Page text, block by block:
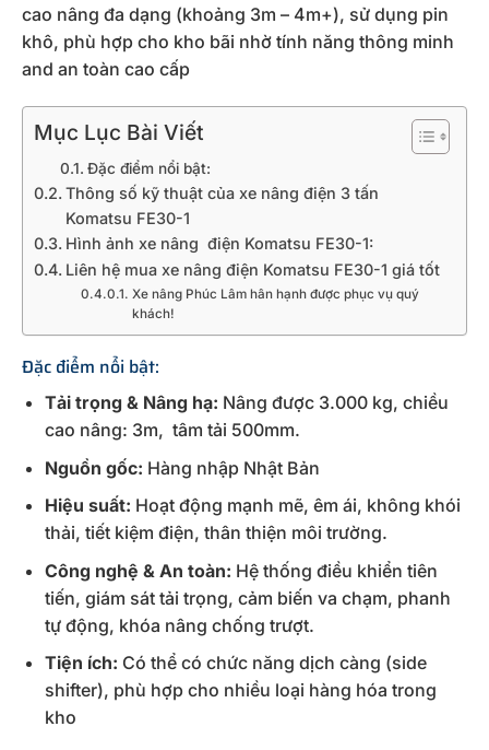
cao nâng đa dạng (khoảng 3m – 4m+), sử dụng pin
khô, phù hợp cho kho bãi nhờ tính năng thông minh
and an toàn cao cấp
Mục Lục Bài Viết
Đặc điểm nổi bật:
Thông số kỹ thuật của xe nâng điện 3 tấn
Komatsu FE30-1
Hình ảnh xe nâng điện Komatsu FE30-1:
Liên hệ mua xe nâng điện Komatsu FE30-1 giá tốt
Xe nâng Phúc Lâm hân hạnh được phục vụ quý
khách!
Đặc điểm nổi bật:
Tải trọng & Nâng hạ: Nâng được 3.000 kg, chiều
cao nâng: 3m, tâm tải 500mm.
Nguồn gốc: Hàng nhập Nhật Bản
Hiệu suất: Hoạt động mạnh mẽ, êm ái, không khói
thải, tiết kiệm điện, thân thiện môi trường.
Công nghệ & An toàn: Hệ thống điều khiển tiên
tiến, giám sát tải trọng, cảm biến va chạm, phanh
tự động, khóa nâng chống trượt.
Tiện ích: Có thể có chức năng dịch càng (side
shifter), phù hợp cho nhiều loại hàng hóa trong
kho